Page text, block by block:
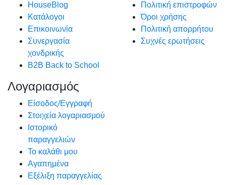
HouseBlog
Κατάλογοι
Επικοινωνία
Συνεργασία
χονδρικής
B2B Back to School
Πολιτική επιστροφών
Όροι χρήσης
Πολιτική απορρήτου
Συχνές ερωτήσεις
Λογαριασμός
Είσοδος/Εγγραφή
Στοιχεία λογαριασμού
Ιστορικό
παραγγελιών
Το καλάθι μου
Αγαπημένα
Εξέλιξη παραγγελίας